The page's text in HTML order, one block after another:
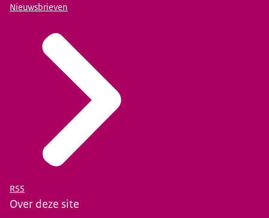
Nieuwsbrieven
RSS
Over deze site